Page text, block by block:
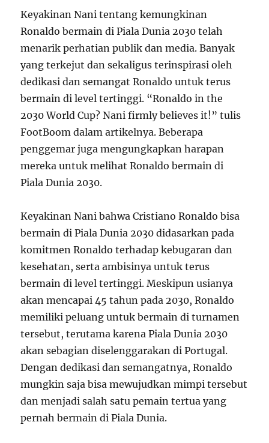
Keyakinan Nani tentang kemungkinan
Ronaldo bermain di Piala Dunia 2030 telah
menarik perhatian publik dan media. Banyak
yang terkejut dan sekaligus terinspirasi oleh
dedikasi dan semangat Ronaldo untuk terus
bermain di level tertinggi. “Ronaldo in the
2030 World Cup? Nani firmly believes it!” tulis
FootBoom dalam artikelnya. Beberapa
penggemar juga mengungkapkan harapan
mereka untuk melihat Ronaldo bermain di
Piala Dunia 2030.
Keyakinan Nani bahwa Cristiano Ronaldo bisa
bermain di Piala Dunia 2030 didasarkan pada
komitmen Ronaldo terhadap kebugaran dan
kesehatan, serta ambisinya untuk terus
bermain di level tertinggi. Meskipun usianya
akan mencapai 45 tahun pada 2030, Ronaldo
memiliki peluang untuk bermain di turnamen
tersebut, terutama karena Piala Dunia 2030
akan sebagian diselenggarakan di Portugal.
Dengan dedikasi dan semangatnya, Ronaldo
mungkin saja bisa mewujudkan mimpi tersebut
dan menjadi salah satu pemain tertua yang
pernah bermain di Piala Dunia.